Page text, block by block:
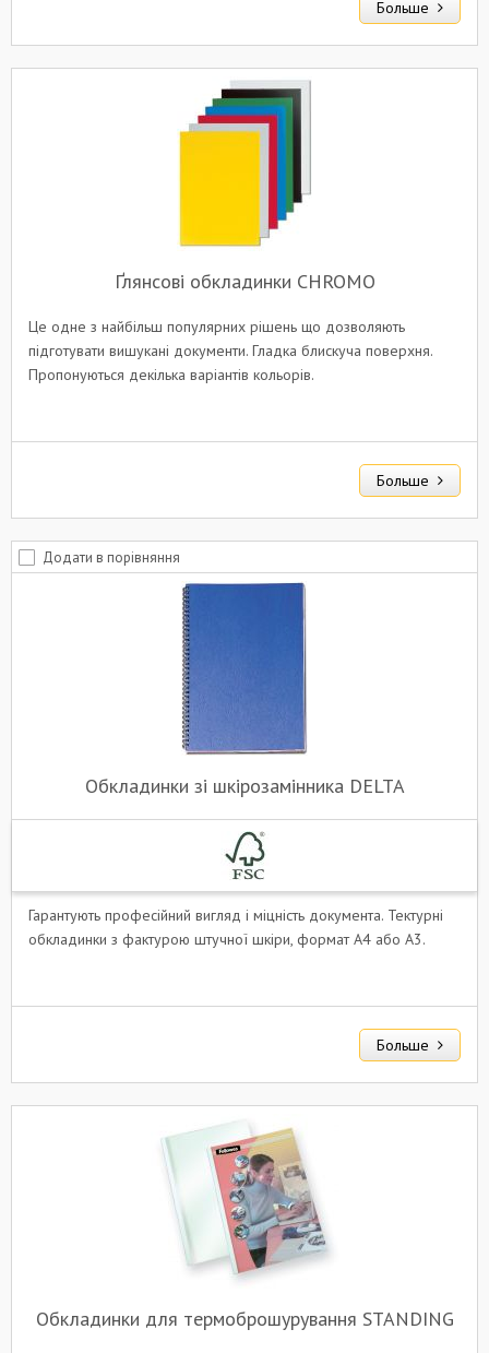
Больше
Ґлянсові обкладинки CHROMO
Це одне з найбільш популярних рішень що дозволяють
підготувати вишукані документи. Гладка блискуча поверхня.
Пропонуються декілька варіантів кольорів.
Больше
Додати в порівняння
Обкладинки зі шкірозамінника DELTA
Гарантують професійний вигляд і міцність документа. Тектурні
обкладинки з фактурою штучної шкіри, формат A4 або A3.
Больше
Обкладинки для термоброшурування STANDING